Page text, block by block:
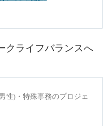
クライフバランスへ
性)・特殊事務のプロジェ